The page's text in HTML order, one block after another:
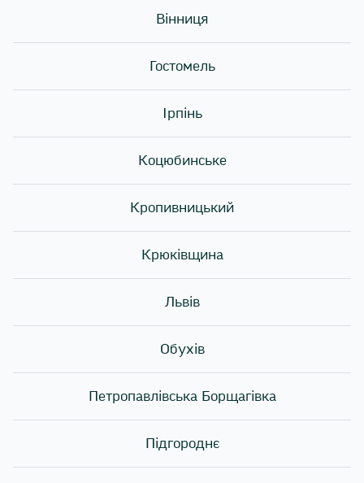
Вінниця
Гостомель
Ірпінь
Коцюбинське
Кропивницький
Крюківщина
Львів
Обухів
Петропавлівська Борщагівка
Підгороднє
Дуже часто в американських фільмах та серіалах
ми бачили, як герої замовляють собі на обід чи
вечерю коробочки вок. Згодом такі коробочки
з'явились і в українських закладах громадського
У кінематографі коробочки вок найчастіше
називають китайською їжею. Але де все ж таки
Як і роли Філадельфія та Каліфорнія, wok вигадали
в Сполучених Штатах Америки! В США створили не
тільки страву, а й подачу цієї страви в коробочках.